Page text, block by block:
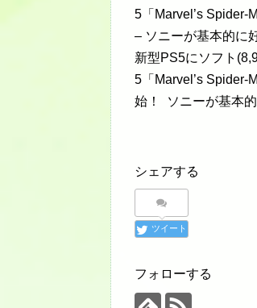
5「Marvel’s Spider-
– ソニーが基本的に
新型PS5にソフト
5「Marvel’s Spider-
始！ ソニーが基本的
シェアする
ツイート
フォローする